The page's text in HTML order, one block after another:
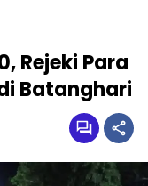
Rejeki Para
Batanghari